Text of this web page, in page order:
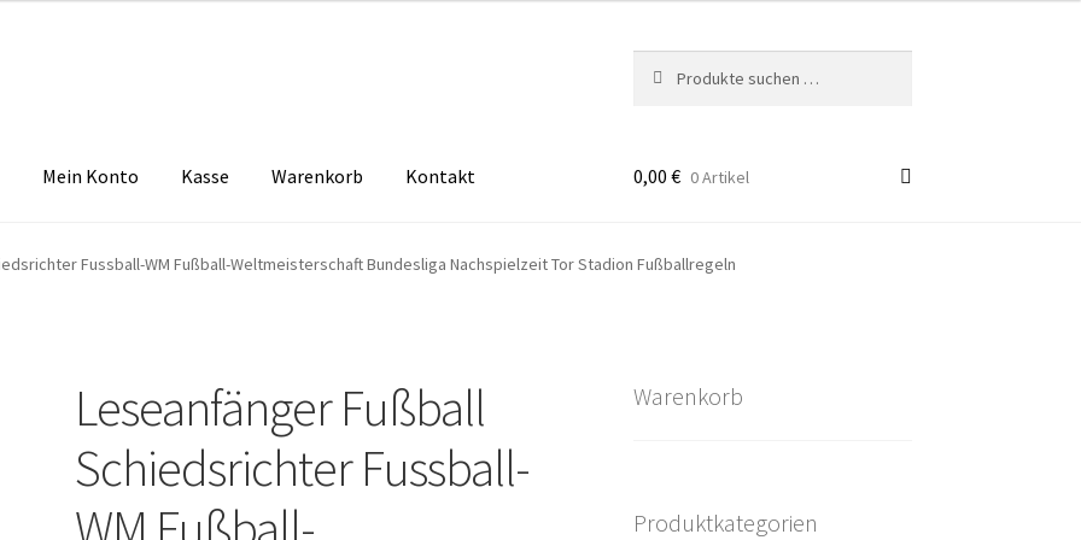
nach:
Mein Konto Kasse Warenkorb Kontakt
Echtheit von Bewertungen FAQ Impressum Kasse Kontakt
0,00 € 0 Artikel
Fussball-WM Fußball-Weltmeisterschaft Bundesliga Nachspielzeit Tor Stadion Fußballregeln
Leseanfänger Fußball
Schiedsrichter Fussball-
Warenkorb
Produktkategorien